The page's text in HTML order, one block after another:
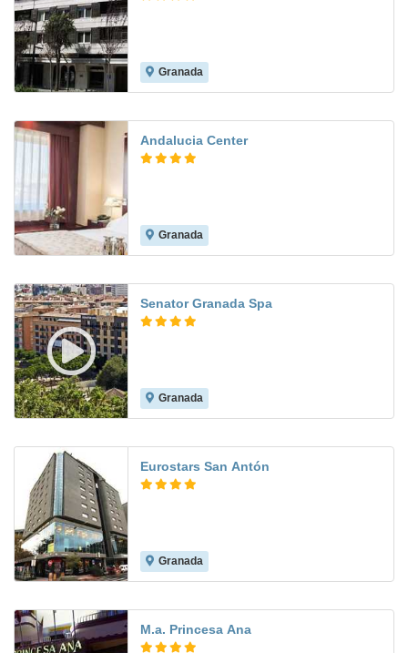
Granada
Andalucia Center
Granada
Senator Granada Spa
Granada
Eurostars San Antón
Granada
M.a. Princesa Ana